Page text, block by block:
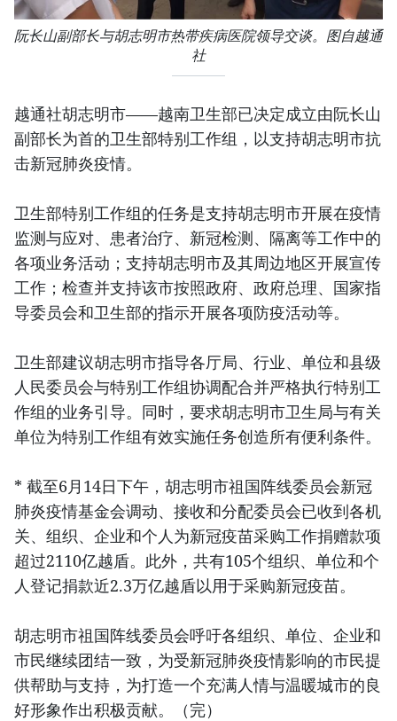
阮长山副部长与胡志明市热带疾病医院领导交谈。图自越通
社
越通社胡志明市——越南卫生部已决定成立由阮长山
副部长为首的卫生部特别工作组，以支持胡志明市抗
击新冠肺炎疫情。
卫生部特别工作组的任务是支持胡志明市开展在疫情
监测与应对、患者治疗、新冠检测、隔离等工作中的
各项业务活动；支持胡志明市及其周边地区开展宣传
工作；检查并支持该市按照政府、政府总理、国家指
导委员会和卫生部的指示开展各项防疫活动等。
卫生部建议胡志明市指导各厅局、行业、单位和县级
人民委员会与特别工作组协调配合并严格执行特别工
作组的业务引导。同时，要求胡志明市卫生局与有关
单位为特别工作组有效实施任务创造所有便利条件。
* 截至6月14日下午，胡志明市祖国阵线委员会新冠
肺炎疫情基金会调动、接收和分配委员会已收到各机
关、组织、企业和个人为新冠疫苗采购工作捐赠款项
超过2110亿越盾。此外，共有105个组织、单位和个
人登记捐款近2.3万亿越盾以用于采购新冠疫苗。
胡志明市祖国阵线委员会呼吁各组织、单位、企业和
市民继续团结一致，为受新冠肺炎疫情影响的市民提
供帮助与支持，为打造一个充满人情与温暖城市的良
好形象作出积极贡献。（完）